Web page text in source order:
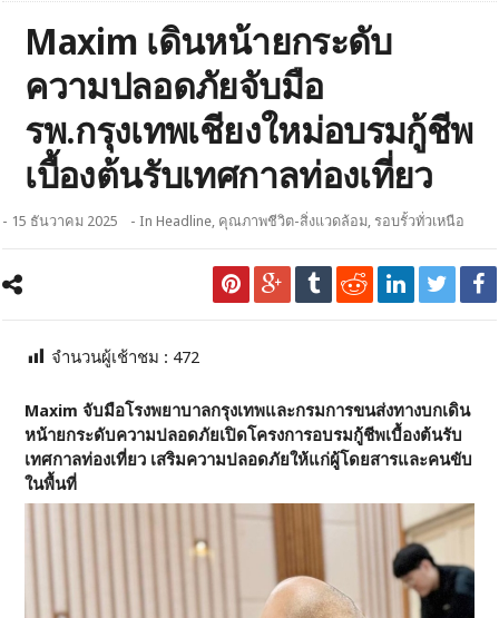
Maxim เดินหน้ายกระดับ
ความปลอดภัยจับมือ
รพ.กรุงเทพเชียงใหม่อบรมกู้ชีพ
เบื้องต้นรับเทศกาลท่องเที่ยว
- 15 ธันวาคม 2025 - InHeadline, คุณภาพชีวิต-สิ่งแวดล้อม, รอบรั้วทั่วเหนือ
จำนวนผู้เช้าชม : 472
Maxim จับมือโรงพยาบาลกรุงเทพและกรมการขนส่งทางบกเดิน
หน้ายกระดับความปลอดภัยเปิดโครงการอบรมกู้ชีพเบื้องต้นรับ
เทศกาลท่องเที่ยว เสริมความปลอดภัยให้แก่ผู้โดยสารและคนขับ
ในพื้นที่